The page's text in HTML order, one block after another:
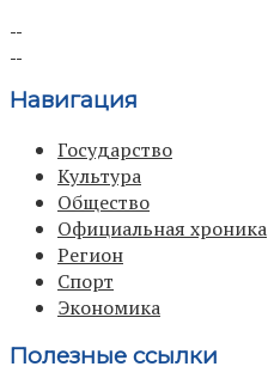
Навигация
Государство
Культура
Общество
Официальная хроника
Регион
Спорт
Экономика
Полезные ссылки